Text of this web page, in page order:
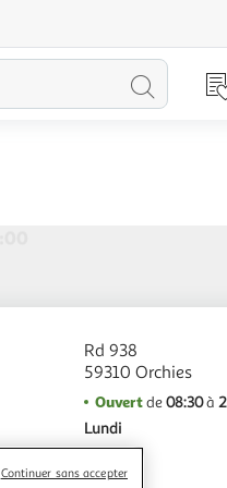
Rd 938
Ouvertde08:30à
Lundi
Mercredi
Continuer sans accepter